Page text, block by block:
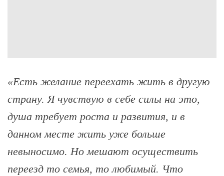
«Есть желание переехать жить в другую
страну. Я чувствую в себе силы на это,
душа требует роста и развития, и в
данном месте жить уже больше
невыносимо. Но мешают осуществить
переезд то семья, то любимый. Что